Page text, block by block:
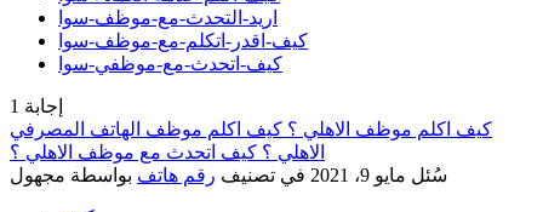
اريد-التحدث-مع-موظف-سوا
كيف-اقدر-اتكلم-مع-موظف-سوا
كيف-اتحدث-مع-موظفي-سوا
1 إجابة
كيف اكلم موظف الاهلي ؟ كيف اكلم موظف الهاتف المصرفي
الاهلي ؟ كيف اتحدث مع موظف الاهلي ؟
سُئل مايو 9، 2021 في تصنيف رقم هاتف بواسطة مجهول